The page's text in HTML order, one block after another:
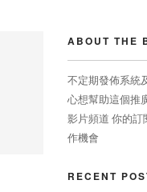
ABOUT THE
不定期發佈系統
心想幫助這個推
影片頻道 你的
作機會
RECENT